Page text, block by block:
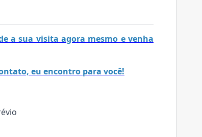
a sua visita agora mesmo e venha
eu encontro para você!